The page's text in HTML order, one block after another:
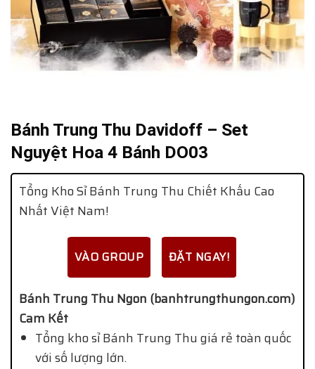
Bánh Trung Thu Davidoff – Set
Nguyệt Hoa 4 Bánh DO03
Tổng Kho Sỉ Bánh Trung Thu Chiết Khấu Cao
Nhất Việt Nam!
VÀO GROUP ĐẶT NGAY!
Bánh Trung Thu Ngon (banhtrungthungon.com)
Cam Kết
Tổng kho sỉ Bánh Trung Thu giá rẻ toàn quốc
với số lượng lớn.